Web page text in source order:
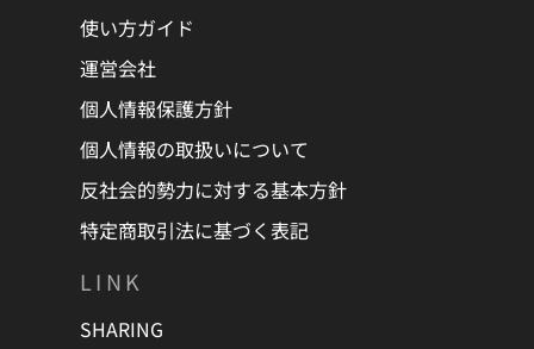
・天災や事故等により、やむを得ず会議室を利用できなくな
った場合であっても、当社は賠償等の責任を負いません。
・会議室運営上、または本サービス運営上の都合により、当
社より予約を取消した場合は、お支払い頂いた金額を利用者
に返金致しますが、予約を取り消したことによって生じた損
害等の賠償は致しかねますので、予めご了承ください。
たは第三者に対して与えた損害および自損事故について、当
社は一切の責任を負いません。
用できなくなった場合の、営業保証、交通費、人件費など一
使い方ガイド
運営会社
個人情報保護方針
個人情報の取扱いについて
反社会的勢力に対する基本方針
特定商取引法に基づく表記
LINK
SHARING